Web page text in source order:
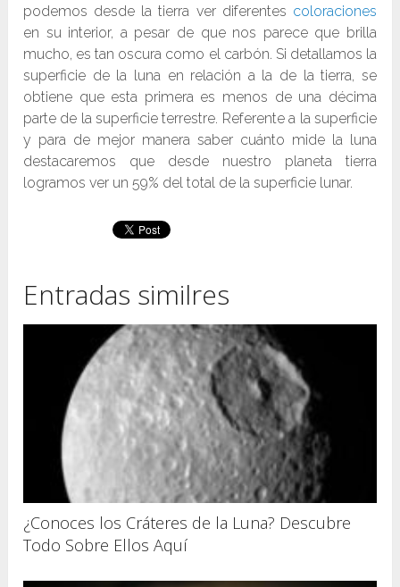
podemos desde la tierra ver diferentes coloraciones
en su interior, a pesar de que nos parece que brilla
mucho, es tan oscura como el carbón. Si detallamos la
superficie de la luna en relación a la de la tierra, se
obtiene que esta primera es menos de una décima
parte de la superficie terrestre. Referente a la superficie
y para de mejor manera saber cuánto mide la luna
destacaremos que desde nuestro planeta tierra
logramos ver un 59% del total de la superficie lunar.
Entradas similres
¿Conoces los Cráteres de la Luna? Descubre
Todo Sobre Ellos Aquí